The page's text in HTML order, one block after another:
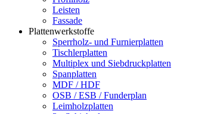
Leisten
Fassade
Plattenwerkstoffe
Sperrholz- und Furnierplatten
Tischlerplatten
Multiplex und Siebdruckplatten
Spanplatten
MDF / HDF
OSB / ESB / Funderplan
Leimholzplatten